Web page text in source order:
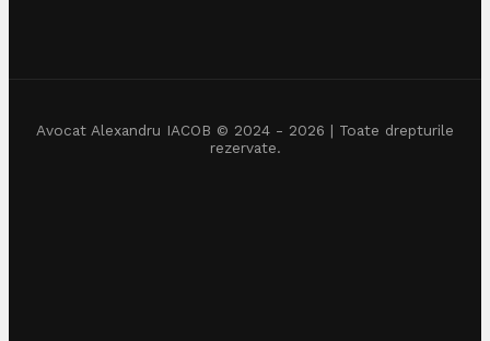
Avocat Alexandru IACOB © 2024 - 2026 | Toate drepturile
rezervate.